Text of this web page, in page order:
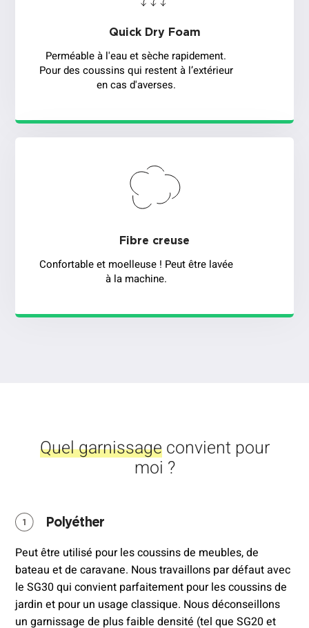
Quick Dry Foam
Perméable à l'eau et sèche rapidement.
Pour des coussins qui restent à l’extérieur
en cas d'averses.
Fibre creuse
Confortable et moelleuse ! Peut être lavée
à la machine.
Quel garnissageconvient pour
moi ?
Polyéther
Peut être utilisé pour les coussins de meubles, de
bateau et de caravane. Nous travaillons par défaut avec
le SG30 qui convient parfaitement pour les coussins de
jardin et pour un usage classique. Nous déconseillons
un garnissage de plus faible densité (tel que SG20 et